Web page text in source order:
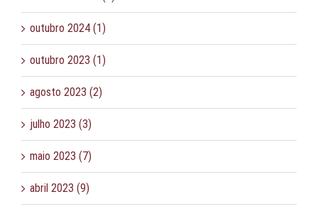
outubro 2024 (1)
outubro 2023 (1)
agosto 2023 (2)
julho 2023 (3)
maio 2023 (7)
abril 2023 (9)